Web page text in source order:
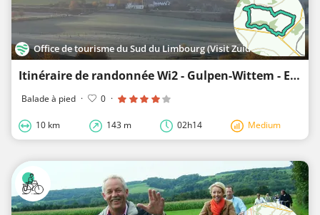
Office de tourisme du Sud du Limbourg (Visit Zuid-Limburg)
Itinéraire de randonnée Wi2 - Gulpen-Wittem - Eys
Balade à pied · 0 ·
10 km 143 m 02h14 Medium